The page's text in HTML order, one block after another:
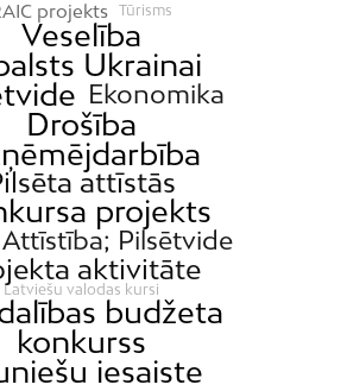
projekts Tūrisms
Veselība
Ukrainai
Ekonomika
Drošība
attīstās
projekts
Attīstība; Pilsētvide
aktivitāte
Latviešu valodas kursi
budžeta
konkurss
iesaiste